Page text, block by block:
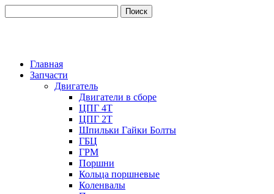
Главная
Запчасти
Двигатель
Двигатели в сборе
ЦПГ 4Т
ЦПГ 2Т
Шпильки Гайки Болты
ГБЦ
ГРМ
Поршни
Кольца поршневые
Коленвалы